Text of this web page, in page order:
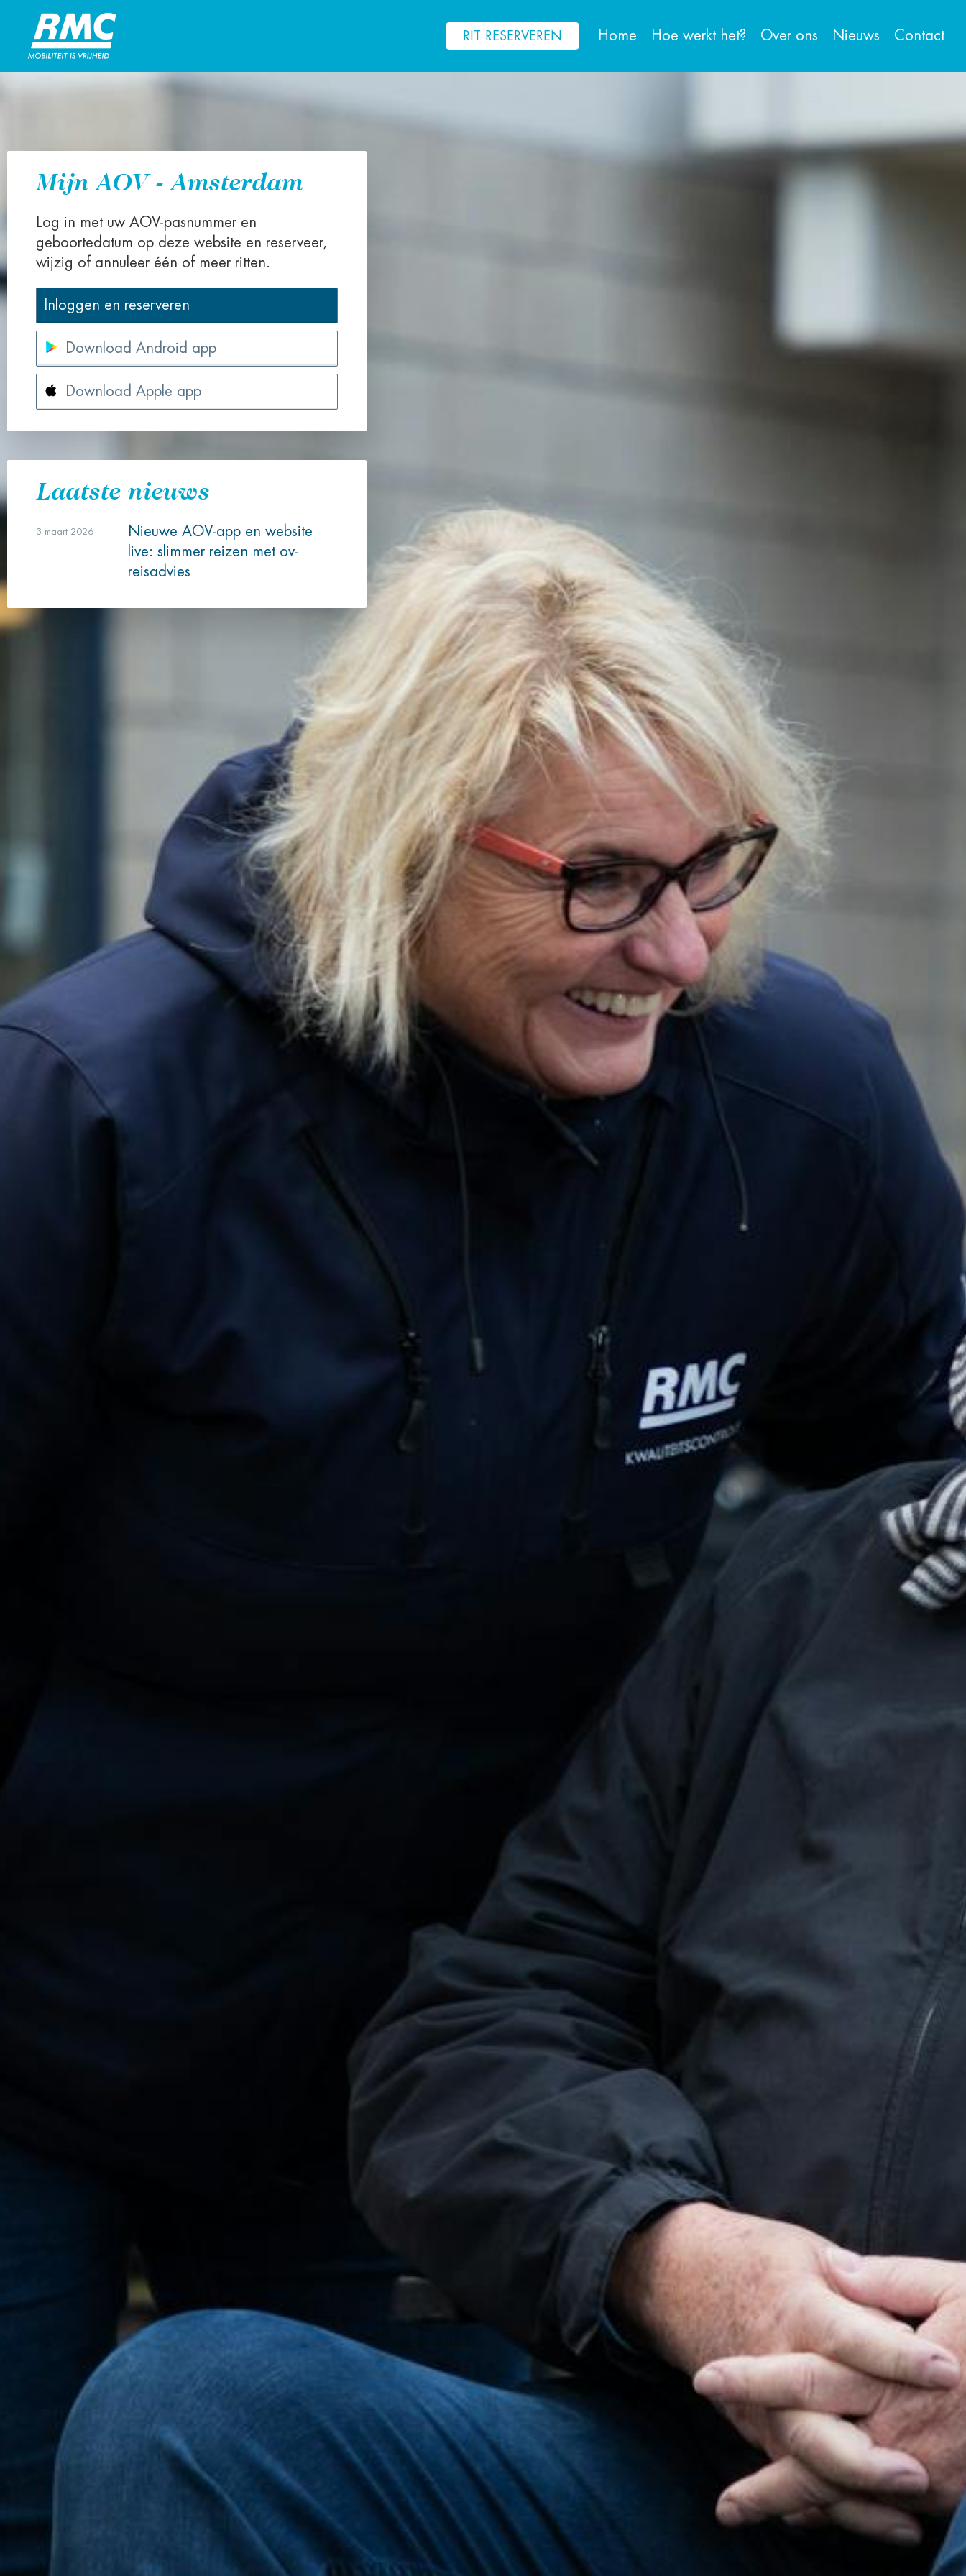
RIT RESERVEREN Home Hoe werkt het? Over ons Nieuws Contact
Mijn AOV - Amsterdam
Log in met uw AOV-pasnummer en
geboortedatum op deze website en reserveer,
wijzig of annuleer één of meer ritten.
Inloggen en reserveren
Download Android app
Download Apple app
Laatste nieuws
3 maart 2026
Nieuwe AOV-app en website
live: slimmer reizen met ov-
reisadvies